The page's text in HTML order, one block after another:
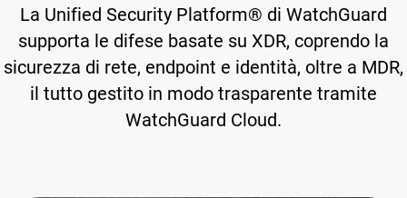
La Unified Security Platform® di WatchGuard
supporta le difese basate su XDR, coprendo la
sicurezza di rete, endpoint e identità, oltre a MDR,
il tutto gestito in modo trasparente tramite
WatchGuard Cloud.